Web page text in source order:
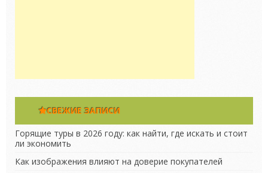
СВЕЖИЕ ЗАПИСИ
Горящие туры в 2026 году: как найти, где искать и стоит
ли экономить
Как изображения влияют на доверие покупателей